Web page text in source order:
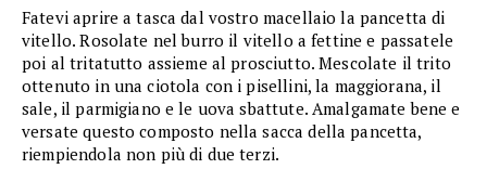
Fatevi aprire a tasca dal vostro macellaio la pancetta di
vitello. Rosolate nel burro il vitello a fettine e passatele
poi al tritatutto assieme al prosciutto. Mescolate il trito
ottenuto in una ciotola con i pisellini, la maggiorana, il
sale, il parmigiano e le uova sbattute. Amalgamate bene e
versate questo composto nella sacca della pancetta,
riempiendola non più di due terzi.